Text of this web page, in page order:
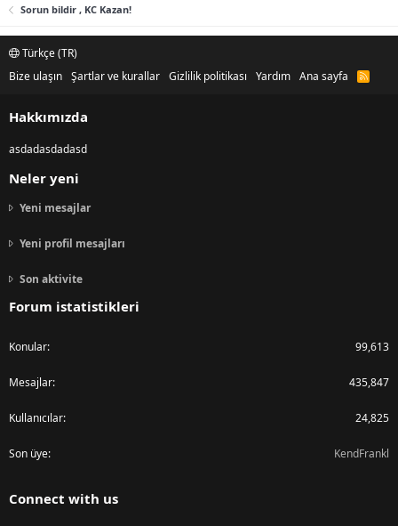
Sorun bildir , KC Kazan!
Türkçe (TR)
Bize ulaşın Şartlar ve kurallar Gizlilik politikası Yardım Ana sayfa
R
Hakkımızda
asdadasdadasd
Neler yeni
Yeni mesajlar
Yeni profil mesajları
Son aktivite
Forum istatistikleri
Konular 99,613
Mesajlar 435,847
Kullanıcılar 24,825
Son üye KendFrankl
Connect with us